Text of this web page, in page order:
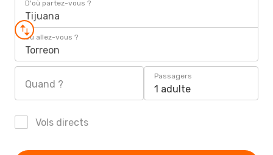
D'où partez-vous ?
Tijuana
Où allez-vous ?
Torreon
Quand ?
Passagers
1 adulte
Vols directs